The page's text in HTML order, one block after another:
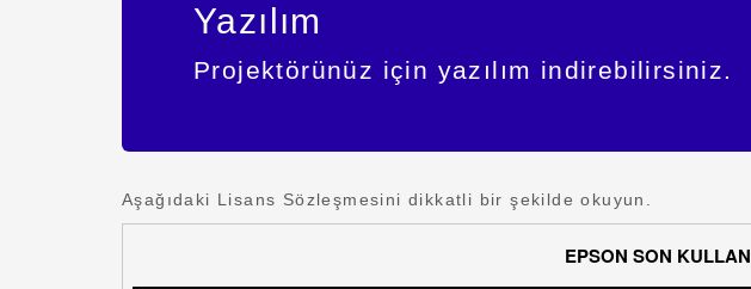
Yazılım
Projektörünüz için yazılım indirebilirsiniz.
Aşağıdaki Lisans Sözleşmesini dikkatli bir şekilde okuyun.